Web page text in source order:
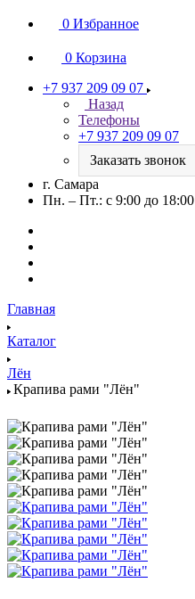
0 Избранное
0 Корзина
+7 937 209 09 07
Назад
Телефоны
+7 937 209 09 07
Заказать звонок
г. Самара
Пн. – Пт.: с 9:00 до 18:00
Главная
Каталог
Лён
Крапива рами "Лён"